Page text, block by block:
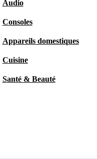
Audio
Consoles
Appareils domestiques
Cuisine
Santé & Beauté